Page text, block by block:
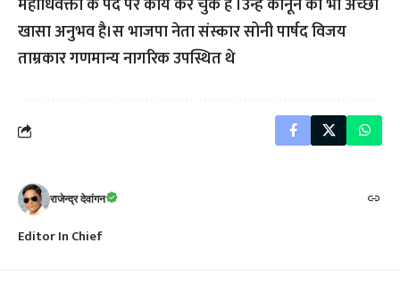
महाधिवक्ता के पद पर कार्य कर चुके है ।उन्हें कानून का भी अच्छा
खासा अनुभव है।स भाजपा नेता संस्कार सोनी पार्षद विजय
ताम्रकार गणमान्य नागरिक उपस्थित थे
राजेन्द्र देवांगन
Editor In Chief